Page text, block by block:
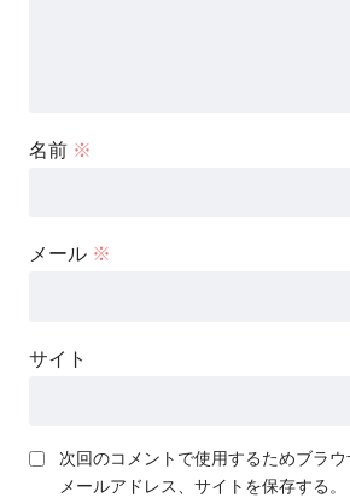
名前 ※
メール ※
サイト
次回のコメントで使用するためブラウ
メールアドレス、サイトを保存する。